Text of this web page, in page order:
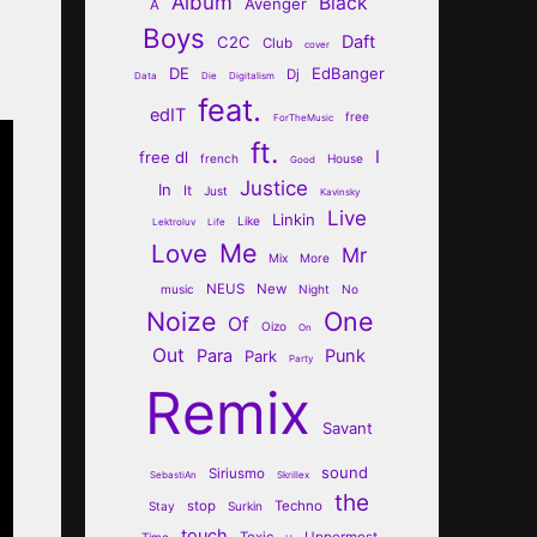
A
Boys C2C Club cover Daft
Data DE Die Digitalism Dj EdBanger
edIT feat. ForTheMusic free
free dl french ft. Good House I
In It Just Justice Kavinsky
Lektroluv Life Like Linkin Live
Love Me Mix More Mr
music NEUS New Night No
Noize Of Oizo On One
Out Para Park Party Punk
Remix Savant
SebastiAn Siriusmo Skrillex sound
Stay stop Surkin Techno the